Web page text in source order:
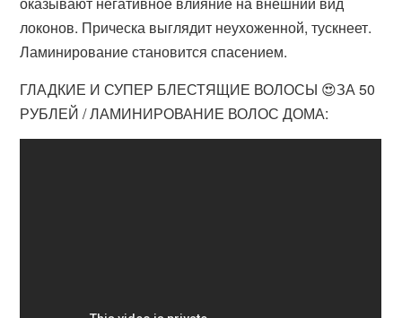
локонов. Прическа выглядит неухоженной, тускнеет.
Ламинирование становится спасением.
ГЛАДКИЕ И СУПЕР БЛЕСТЯЩИЕ ВОЛОСЫ 😍ЗА 50
РУБЛЕЙ / ЛАМИНИРОВАНИЕ ВОЛОС ДОМА: